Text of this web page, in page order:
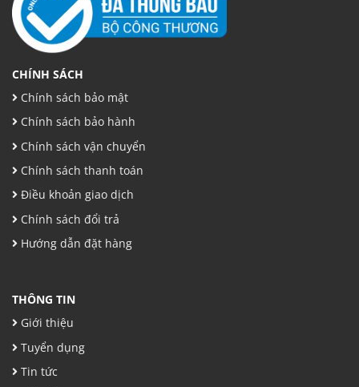
CHÍNH SÁCH
Chính sách bảo mật
Chính sách bảo hành
Chính sách vận chuyển
Chính sách thanh toán
Điều khoản giao dịch
Chính sách đổi trả
Hướng dẫn đặt hàng
THÔNG TIN
Giới thiệu
Tuyển dụng
Tin tức